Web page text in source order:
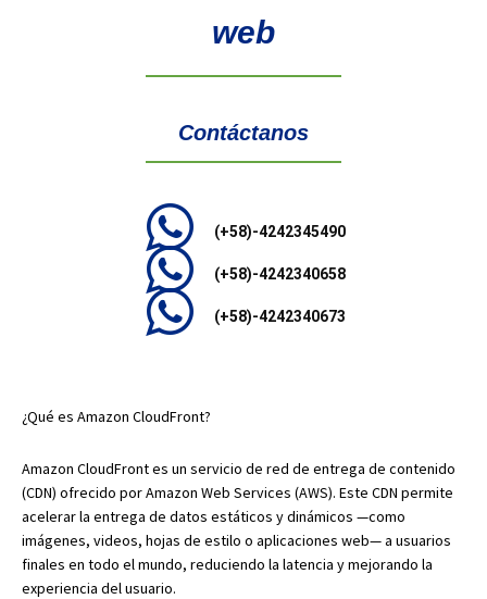
web
Contáctanos
(+58)-4242345490
(+58)-4242340658
(+58)-4242340673
¿Qué es Amazon CloudFront?
Amazon CloudFront es un servicio de red de entrega de contenido
(CDN) ofrecido por Amazon Web Services (AWS). Este CDN permite
acelerar la entrega de datos estáticos y dinámicos —como
imágenes, videos, hojas de estilo o aplicaciones web— a usuarios
finales en todo el mundo, reduciendo la latencia y mejorando la
experiencia del usuario.